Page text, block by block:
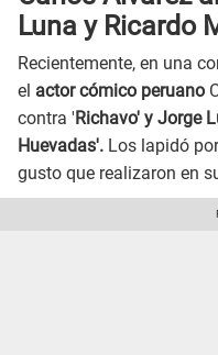
Luna y Ricardo
Recientemente, en una
el actor cómico peruano
contra ' Richavo' y Jorge
Huevadas'. Los lapidó
gusto que realizaron en